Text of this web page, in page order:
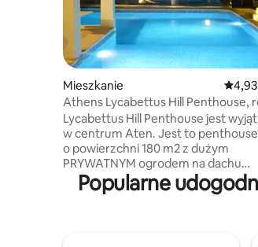
Mieszkanie
Athens Lycabettus Hill Penthouse,
garden pool
Lycabettus Hill Penthouse jest
w centrum Aten. Jest to penthouse
o powierzchni 180 m2 z dużym
PRYWATNYM ogrodem na dachu
o powierzchni 110 m2 i basenem
o powierzchni 30 m2, połączonym
Popularne